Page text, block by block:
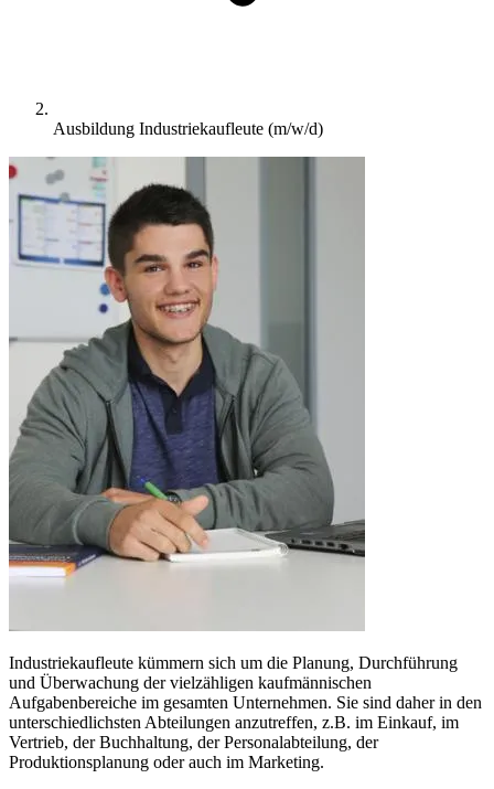
Ausbildung Industriekaufleute (m/w/d)
Industriekaufleute kümmern sich um die Planung, Durchführung
und Überwachung der vielzähligen kaufmännischen
Aufgabenbereiche im gesamten Unternehmen. Sie sind daher in den
unterschiedlichsten Abteilungen anzutreffen, z.B. im Einkauf, im
Vertrieb, der Buchhaltung, der Personalabteilung, der
Produktionsplanung oder auch im Marketing.